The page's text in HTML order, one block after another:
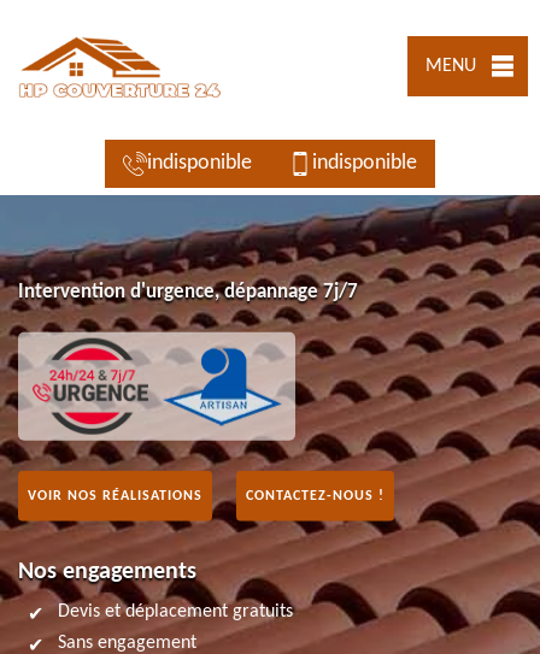
MENU
indisponible indisponible
Intervention d'urgence, dépannage 7j/7
VOIR NOS RÉALISATIONS CONTACTEZ-NOUS !
Nos engagements
Devis et déplacement gratuits
Sans engagement